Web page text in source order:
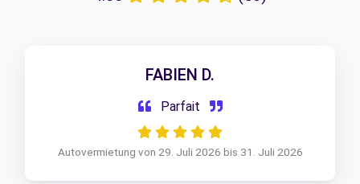
FABIEN D.
Parfait
Autovermietung von 29. Juli 2026 bis 31. Juli 2026